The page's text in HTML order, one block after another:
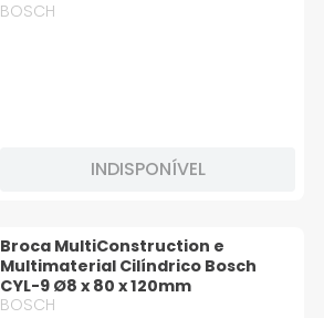
BOSCH
INDISPONÍVEL
Broca MultiConstruction e
Multimaterial Cilíndrico Bosch
CYL-9 Ø8 x 80 x 120mm
BOSCH